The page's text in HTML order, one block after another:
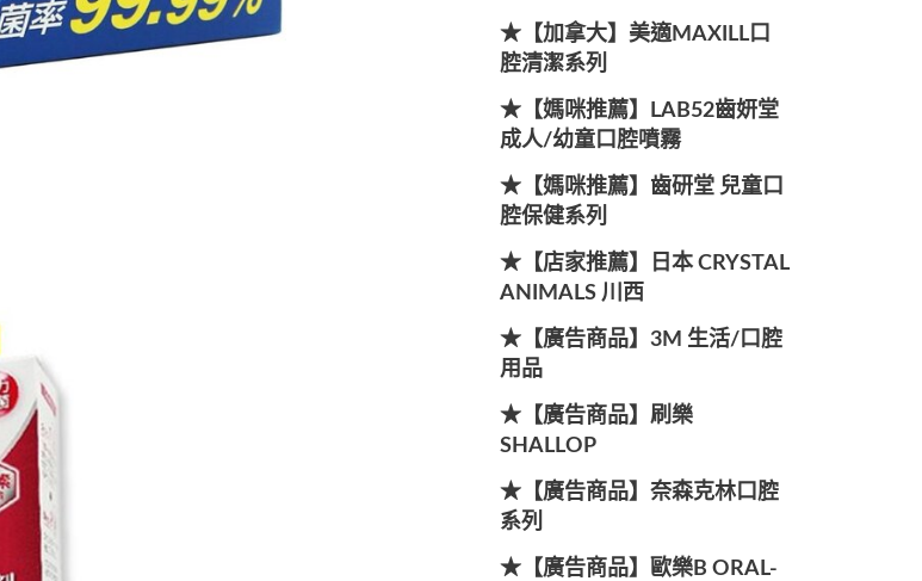
★【加拿大】美適MAXILL口
腔清潔系列
★【媽咪推薦】LAB52齒妍堂
成人/幼童口腔噴霧
★【媽咪推薦】齒研堂 兒童口
腔保健系列
★【店家推薦】日本 CRYSTAL
ANIMALS 川西
★【廣告商品】3M 生活/口腔
用品
★【廣告商品】刷樂
SHALLOP
★【廣告商品】奈森克林口腔
系列
★【廣告商品】歐樂B ORAL-